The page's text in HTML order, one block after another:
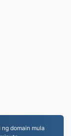
domain mula